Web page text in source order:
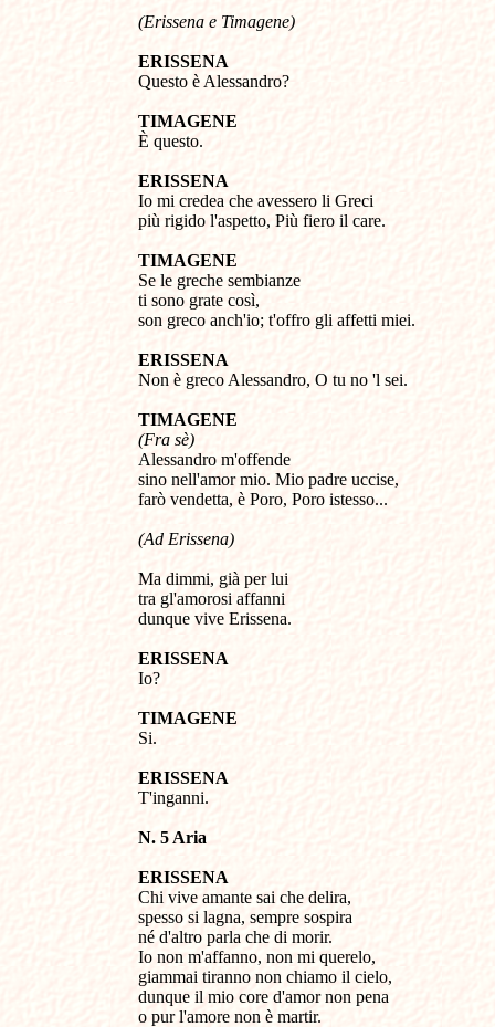
(Erissena e Timagene)
ERISSENA
Questo è Alessandro?
TIMAGENE
È questo.
ERISSENA
Io mi credea che avessero li Greci
più rigido l'aspetto, Più fiero il care.
TIMAGENE
Se le greche sembianze
ti sono grate così,
son greco anch'io; t'offro gli affetti miei.
ERISSENA
Non è greco Alessandro, O tu no 'l sei.
TIMAGENE
(Fra sè)
Alessandro m'offende
sino nell'amor mio. Mio padre uccise,
farò vendetta, è Poro, Poro istesso...
(Ad Erissena)
Ma dimmi, già per lui
tra gl'amorosi affanni
dunque vive Erissena.
ERISSENA
Io?
TIMAGENE
Si.
ERISSENA
T'inganni.
N. 5 Aria
ERISSENA
Chi vive amante sai che delira,
spesso si lagna, sempre sospira
né d'altro parla che di morir.
Io non m'affanno, non mi querelo,
giammai tiranno non chiamo il cielo,
dunque il mio core d'amor non pena
o pur l'amore non è martir.